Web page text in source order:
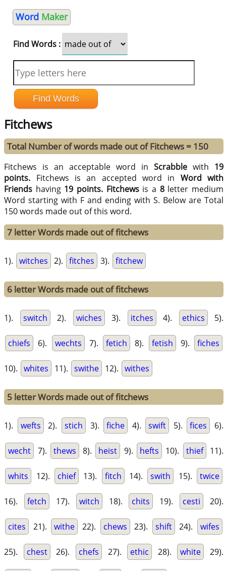
Word Maker
Find Words :
Fitchews
Total Number of words made out of Fitchews = 150
Fitchews is an acceptable word inScrabble with 19
points. Fitchews is an accepted word in Word with
Friends having 19 points. Fitchewsis a 8letter medium
Word starting with F and ending with S. Below are Total
150 words made out of this word.
7 letter Words made out of fitchews
1). witches 2). fitches 3). fitchew
6 letter Words made out of fitchews
1). switch 2). wiches 3). itches 4). ethics 5).
chiefs 6). wechts 7). fetich 8). fetish 9). fiches
10). whites 11). swithe 12). withes
5 letter Words made out of fitchews
1). wefts 2). stich 3). fiche 4). swift 5). fices 6).
wecht 7). thews 8). heist 9). hefts 10). thief 11).
whits 12). chief 13). fitch 14). swith 15). twice
16). fetch 17). witch 18). chits 19). cesti 20).
cites 21). withe 22). chews 23). shift 24). wifes
25). chest 26). chefs 27). ethic 28). white 29).